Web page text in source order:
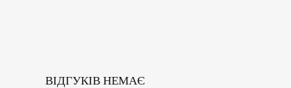
ВІДГУКІВ НЕМАЄ